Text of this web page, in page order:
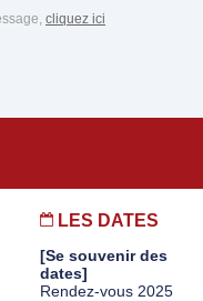
cliquez ici
LES DATES
[Se souvenir des
dates]
Rendez-vous 2025